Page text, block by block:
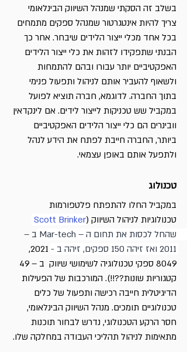
בשלב זה הסקתי שמנהל השיווק הבינלאומי
צריך להיות אינטגרטור שמנהל ספקים מתמחים
בכל אחד מכלי ייצור הלידים שיבחר. אחר כך
הבנתי שתפקידו לזהות את כלי ייצור הלידים
האפקטיביים יותר עבורו ובהם להתמחות
ולשאוף להעביר אותם לניהול ותפעול פנימי
בתוך החברה. לדוגמא, חברה תוציא לפועל
במקביל שש טכניקות לייצור לידים. אם לינקדאין
וובינרים הם כלי ייצור הלידים האפקטיביים
ביותר, החברה חייבת לפתח את הידע לנהל
ולתפעל אותם באופן עצמאי.
טכנולוג
במקביל החלו להתפתח פלטפורמות
טכנולוגיות לניהול השיווק (Scott Brinker
שהחל לכסות את תחום ה – Mar-tech ב –
2011 ואז זיהה 150 ספקים, זיהה ב -
2021,
קטגוריות שונות??!!). המורכבות של הפעילות
הדיגיטלית חייבה רכישה ותפעול של כלים
טכנולוגיים תומכים. מנהל השיווק הבינלאומי,
חסר הרקע הטכנולוגי, נדרש לבחור תוכנות
מתאימות לניהול תהליכי העבודה במחלקה שלו.